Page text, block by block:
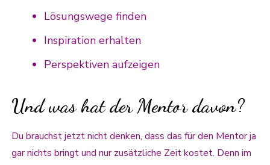
Lösungswege finden
Inspiration erhalten
Perspektiven aufzeigen
Und was hat der Mentor davon?
Du brauchst jetzt nicht denken, dass das für den Mentor ja
gar nichts bringt und nur zusätzliche Zeit kostet. Denn im